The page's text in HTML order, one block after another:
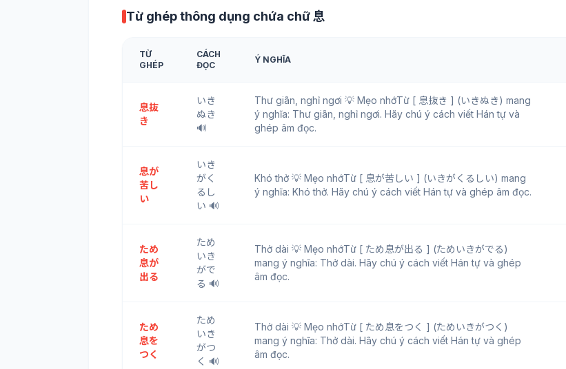
Từ ghép thông dụng chứa chữ 息
TỪ
GHÉP
CÁCH
ĐỌC
Ý NGHĨA
息抜
き
いき
ぬき
🔊
Thư giãn, nghỉ ngơi 💡 Mẹo nhớTừ [ 息抜き ] (いきぬき) mang
ý nghĩa: Thư giãn, nghỉ ngơi. Hãy chú ý cách viết Hán tự và
ghép âm đọc.
息が
苦し
い
いき
がく
るし
い 🔊
Khó thở 💡 Mẹo nhớTừ [ 息が苦しい ] (いきがくるしい) mang
ý nghĩa: Khó thở. Hãy chú ý cách viết Hán tự và ghép âm đọc.
ため
息が
出る
ため
いき
がで
る 🔊
Thở dài 💡 Mẹo nhớTừ [ ため息が出る ] (ためいきがでる)
mang ý nghĩa: Thở dài. Hãy chú ý cách viết Hán tự và ghép
âm đọc.
ため
息を
つく
ため
いき
がつ
く 🔊
Thở dài 💡 Mẹo nhớTừ [ ため息をつく ] (ためいきがつく)
mang ý nghĩa: Thở dài. Hãy chú ý cách viết Hán tự và ghép
âm đọc.